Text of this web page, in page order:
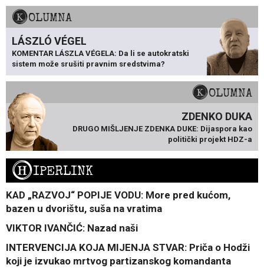
KOLUMNA
LÁSZLÓ VÉGEL
KOMENTAR LÁSZLA VÉGELA: Da li se autokratski
sistem može srušiti pravnim sredstvima?
KOLUMNA
ZDENKO DUKA
DRUGO MIŠLJENJE ZDENKA DUKE: Dijaspora kao
politički projekt HDZ-a
HIPERLINK
KAD „RAZVOJ“ POPIJE VODU: More pred kućom,
bazen u dvorištu, suša na vratima
VIKTOR IVANČIĆ: Nazad naši
INTERVENCIJA KOJA MIJENJA STVAR: Priča o Hodži
koji je izvukao mrtvog partizanskog komandanta